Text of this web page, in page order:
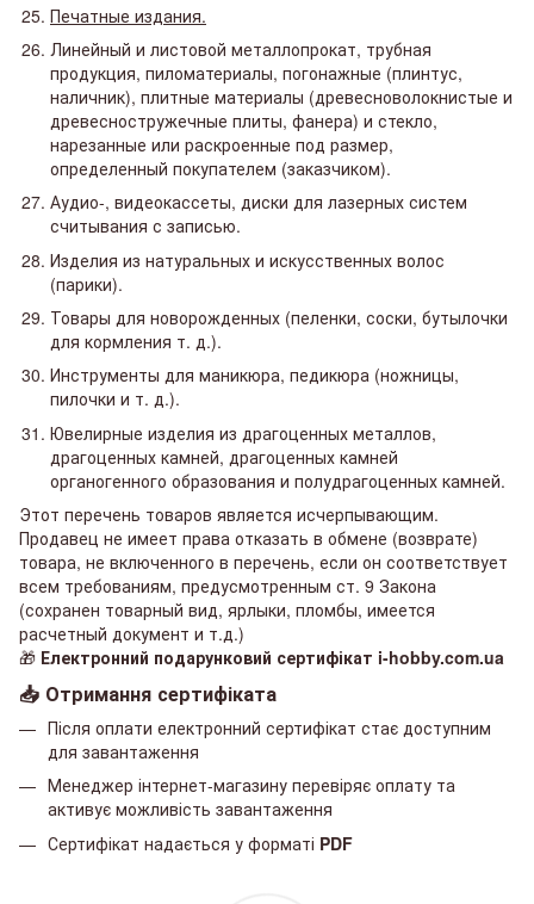
Печатные издания.
Линейный и листовой металлопрокат, трубная
продукция, пиломатериалы, погонажные (плинтус,
наличник), плитные материалы (древесноволокнистые и
древесностружечные плиты, фанера) и стекло,
нарезанные или раскроенные под размер,
определенный покупателем (заказчиком).
Аудио-, видеокассеты, диски для лазерных систем
считывания с записью.
Изделия из натуральных и искусственных волос
(парики).
Товары для новорожденных (пеленки, соски, бутылочки
для кормления т. д.).
Инструменты для маникюра, педикюра (ножницы,
пилочки и т. д.).
Ювелирные изделия из драгоценных металлов,
драгоценных камней, драгоценных камней
органогенного образования и полудрагоценных камней.
Этот перечень товаров является исчерпывающим.
Продавец не имеет права отказать в обмене (возврате)
товара, не включенного в перечень, если он соответствует
всем требованиям, предусмотренным ст. 9 Закона
(сохранен товарный вид, ярлыки, пломбы, имеется
расчетный документ и т.д.)
🎁 Електронний подарунковий сертифікат i-hobby.com.ua
📥 Отримання сертифіката
Після оплати електронний сертифікат стає доступним
для завантаження
Менеджер інтернет-магазину перевіряє оплату та
активує можливість завантаження
Сертифікат надається у форматі PDF